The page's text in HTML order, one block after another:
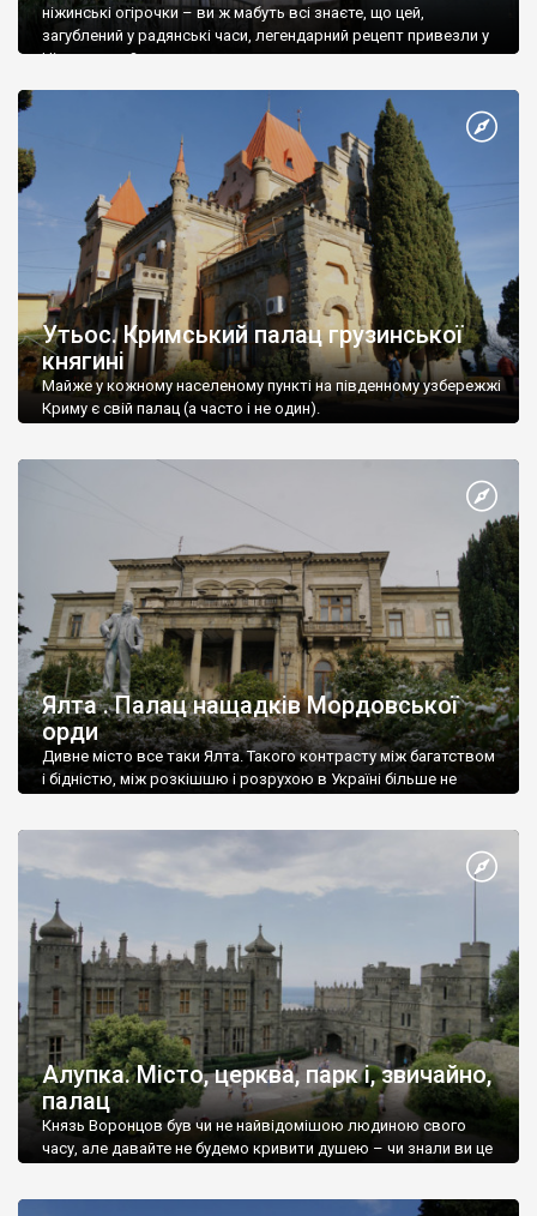
ніжинські огірочки – ви ж мабуть всі знаєте, що цей,
загублений у радянські часи, легендарний рецепт привезли у
Ніжин греки?
Утьос. Кримський палац грузинської
княгині
Майже у кожному населеному пункті на південному узбережжі
Криму є свій палац (а часто і не один).
Ялта . Палац нащадків Мордовської
орди
Дивне місто все таки Ялта. Такого контрасту між багатством
і бідністю, між розкішшю і розрухою в Україні більше не
Алупка. Місто, церква, парк і, звичайно,
палац
Князь Воронцов був чи не найвідомішою людиною свого
часу, але давайте не будемо кривити душею – чи знали ви це